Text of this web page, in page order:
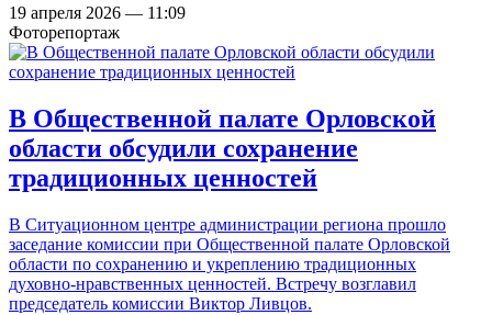
19 апреля 2026 — 11:09
Фоторепортаж
В Общественной палате Орловской
области обсудили сохранение
традиционных ценностей
В Ситуационном центре администрации региона прошло
заседание комиссии при Общественной палате Орловской
области по сохранению и укреплению традиционных
духовно-нравственных ценностей. Встречу возглавил
председатель комиссии Виктор Ливцов.